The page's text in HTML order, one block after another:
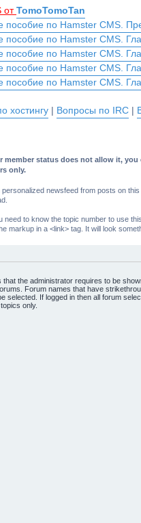
от TomoTomoTan
по Hamster CMS.
пособие по Hamster CMS.
пособие по Hamster CMS.
пособие по Hamster CMS.
пособие по Hamster CMS.
хостингу | Вопросы по IRC |
member status does not allow it,
only.
newsfeed from posts on
need to know the topic number to use
markup in a <link> tag. It will look
the administrator requires to be
Forum names that have
selected. If logged in then all forum
only.